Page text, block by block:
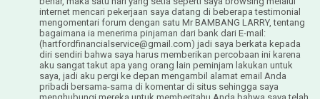
internet mencari pekerjaan saya datang di beberapa testimonial
mengomentari forum dengan satu Mr BAMBANG LARRY, tentang
bagaimana ia menerima pinjaman dari bank dari E-mail:
(hartfordfinancialservice@gmail.com) jadi saya berkata kepada
diri sendiri bahwa saya harus memberikan percobaan ini karena
aku sangat takut apa yang orang lain peminjam lakukan untuk
saya, jadi aku pergi ke depan mengambil alamat email Anda
pribadi bersama-sama di komentar di situs sehingga saya